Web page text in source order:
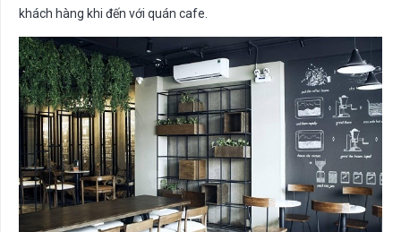
khách hàng khi đến với quán cafe.